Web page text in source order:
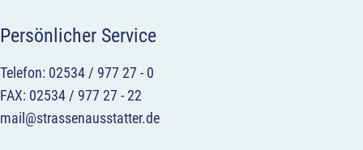
Persönlicher Service
Telefon: 02534 / 977 27 - 0
FAX: 02534 / 977 27 - 22
mail@strassenausstatter.de